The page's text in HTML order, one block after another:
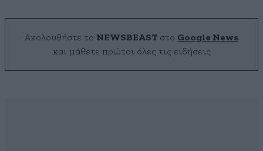
Ακολουθήστε το NEWSBEAST στο Google News
και μάθετε πρώτοι όλες τις ειδήσεις